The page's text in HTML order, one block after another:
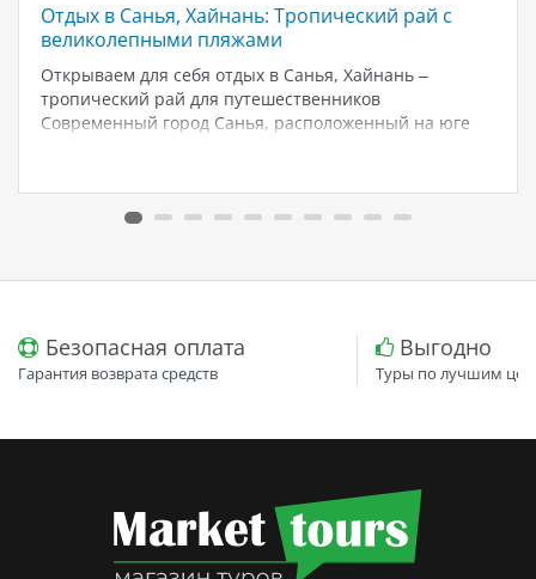
Отдых в Санья, Хайнань: Тропический рай с
великолепными пляжами
Открываем для себя отдых в Санья, Хайнань –
тропический рай для путешественников
Современный город Санья, расположенный на юге
великолепные пляжи, первоклассные отели и
уникальные природные достопримечательности
Безопасная оплата
Гарантия возврата средств
Выгодно
Туры по лучшим